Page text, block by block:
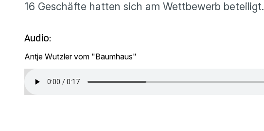
16 Geschäfte hatten sich am Wettbewerb beteiligt.
Audio:
Antje Wutzler vom "Baumhaus"